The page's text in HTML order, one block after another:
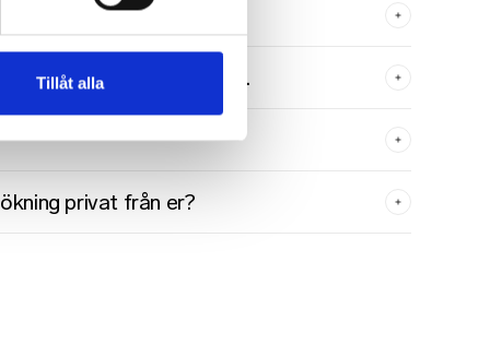
Tillåt alla
om jag är gravid?
få hjälp av sköterskorna.
privat från er?